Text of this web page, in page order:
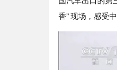
香” 现场，感受